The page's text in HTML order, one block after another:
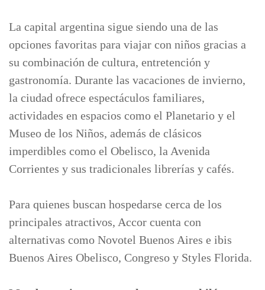
La capital argentina sigue siendo una de las
opciones favoritas para viajar con niños gracias a
su combinación de cultura, entretención y
gastronomía. Durante las vacaciones de invierno,
la ciudad ofrece espectáculos familiares,
actividades en espacios como el Planetario y el
Museo de los Niños, además de clásicos
imperdibles como el Obelisco, la Avenida
Corrientes y sus tradicionales librerías y cafés.
Para quienes buscan hospedarse cerca de los
principales atractivos, Accor cuenta con
alternativas como Novotel Buenos Aires e ibis
Buenos Aires Obelisco, Congreso y Styles Florida.